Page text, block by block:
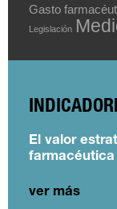
Gasto
Legislación
El valor
farmacéutica
ver más